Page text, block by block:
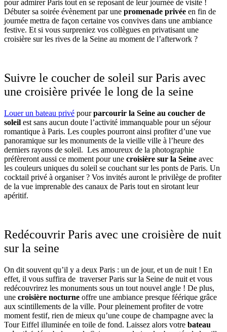
pour admirer Paris tout en se reposant de leur journée de visite !
Débuter sa soirée évènement par une promenade privée en fin de
journée mettra de façon certaine vos convives dans une ambiance
festive. Et si vous surpreniez vos collègues en privatisant une
croisière sur les rives de la Seine au moment de l’afterwork ?
Suivre le coucher de soleil sur Paris avec
une croisière privée le long de la seine
Louer un bateau privé pourparcourir la Seine au coucher de
soleil est sans aucun doute l’activité immanquable pour un séjour
romantique à Paris. Les couples pourront ainsi profiter d’une vue
panoramique sur les monuments de la vieille ville à l’heure des
derniers rayons de soleil. Les amoureux de la photographie
préfèreront aussi ce moment pour une croisière sur la Seine avec
les couleurs uniques du soleil se couchant sur les ponts de Paris. Un
cocktail privé à organiser ? Vos invités auront le privilège de profiter
de la vue imprenable des canaux de Paris tout en sirotant leur
apéritif.
Redécouvrir Paris avec une croisière de nuit
sur la seine
On dit souvent qu’il y a deux Paris : un de jour, et un de nuit ! En
effet, il vous suffira de traverser Paris sur la Seine de nuit et vous
redécouvrirez les monuments sous un tout nouvel angle ! De plus,
une croisière nocturne offre une ambiance presque féérique grâce
aux scintillements de la ville. Pour pleinement profiter de votre
moment festif, rien de mieux qu’une coupe de champagne avec la
Tour Eiffel illuminée en toile de fond. Laissez alors votre bateau